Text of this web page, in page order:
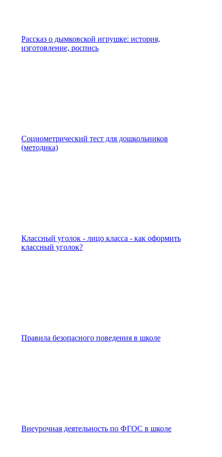
Рассказ о дымковской игрушке: история,
изготовление, роспись
Социометрический тест для дошкольников
(методика)
Классный уголок - лицо класса - как оформить
классный уголок?
Правила безопасного поведения в школе
Внеурочная деятельность по ФГОС в школе